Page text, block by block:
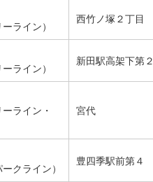
ライン）
西竹ノ塚２丁目
ライン）
新田駅高架下第２
ーライン・
宮代
クライン）
豊四季駅前第４